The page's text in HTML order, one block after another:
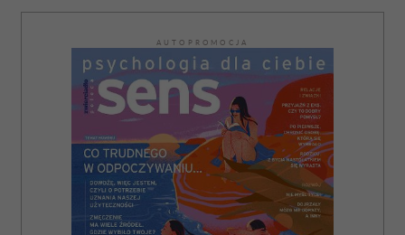
AUTOPROMOCJA